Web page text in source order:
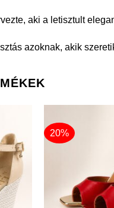
aki a letisztult
azoknak, akik
20%